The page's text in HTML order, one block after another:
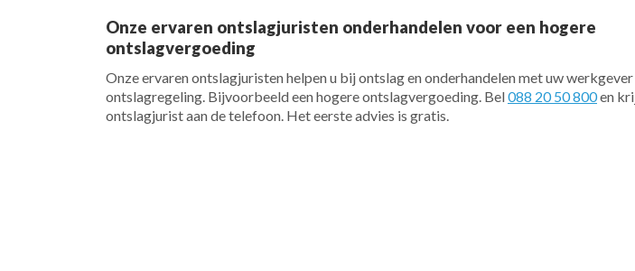
Onze ervaren ontslagjuristen onderhandelen voor een hogere
ontslagvergoeding
Onze ervaren ontslagjuristen helpen u bij ontslag en onderhandelen met uw
ontslagregeling. Bijvoorbeeld een hogere ontslagvergoeding. Bel088 20 50 800en
ontslagjurist aan de telefoon. Het eerste advies is gratis.